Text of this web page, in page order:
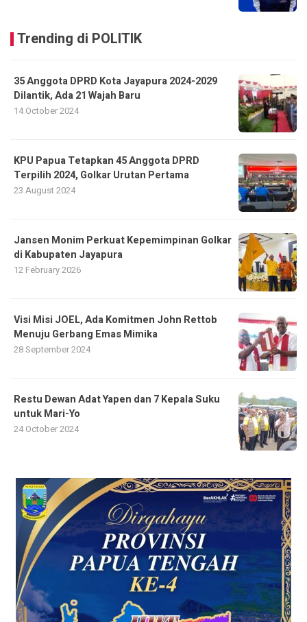
Trending di POLITIK
35 Anggota DPRD Kota Jayapura 2024-2029
Dilantik, Ada 21 Wajah Baru
14 October 2024
KPU Papua Tetapkan 45 Anggota DPRD
Terpilih 2024, Golkar Urutan Pertama
23 August 2024
Jansen Monim Perkuat Kepemimpinan Golkar
di Kabupaten Jayapura
12 February 2026
Visi Misi JOEL, Ada Komitmen John Rettob
Menuju Gerbang Emas Mimika
28 September 2024
Restu Dewan Adat Yapen dan 7 Kepala Suku
untuk Mari-Yo
24 October 2024